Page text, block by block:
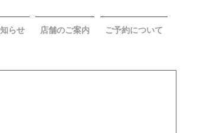
らせ 店舗のご案内 ご予約について